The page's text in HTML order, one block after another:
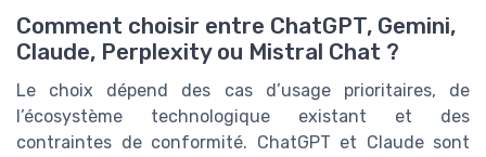
Comment choisir entre ChatGPT, Gemini,
Claude, Perplexity ou Mistral Chat ?
Le choix dépend des cas d’usage prioritaires, de
l’écosystème technologique existant et des
contraintes de conformité. ChatGPT et Claude sont